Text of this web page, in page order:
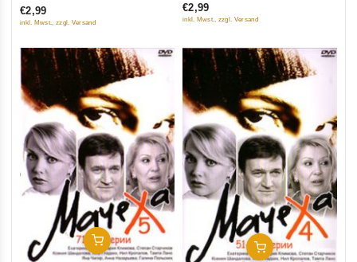
5
€2,99
inkl. Mwst., zzgl. Versand
5
€2,99
inkl. Mwst., zzgl. Versand
In Den Warenkorb
In Den Warenkorb